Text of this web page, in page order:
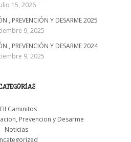
15, 2026
, PREVENCIÓN Y DESARME 2025
9, 2025
, PREVENCIÓN Y DESARME 2024
9, 2025
Caminitos
Prevencion y Desarme
Noticias